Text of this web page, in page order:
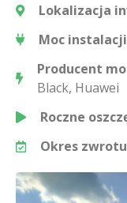
Lokalizacja
Moc
Producent
Black, Huawei
Roczne
Okres